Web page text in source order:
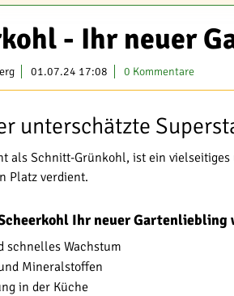
- Ihr neuer
01.07.24 17:08 0 Kommentare
unterschätzte
als Schnitt-Grünkohl, ist ein
Platz verdient.
Ihr neuer
schnelles Wachstum
Mineralstoffen
in der Küche